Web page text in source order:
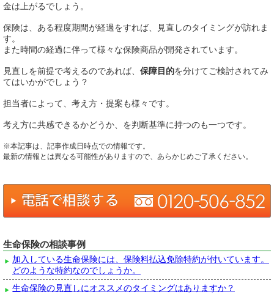
金は上がるでしょう。
保険は、ある程度期間が経過をすれば、見直しのタイミングが訪れま
す。
また時間の経過に伴って様々な保険商品が開発されています。
見直しを前提で考えるのであれば、 保障目的を分けてご検討されてみ
てはいかがでしょう？
担当者によって、考え方・提案も様々です。
考え方に共感できるかどうか、を判断基準に持つのも一つです。
※本記事は、記事作成日時点での情報です。
最新の情報とは異なる可能性がありますので、あらかじめご了承ください。
生命保険の相談事例
加入している生命保険には、保険料払込免除特約が付いています。
どのような特約なのでしょうか。
生命保険の見直しにオススメのタイミングはありますか？